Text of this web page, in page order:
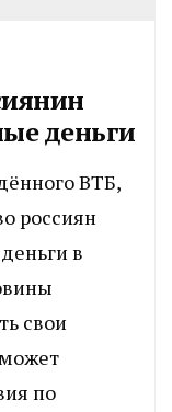
деньги
ВТБ,
россиян
в
свои
по